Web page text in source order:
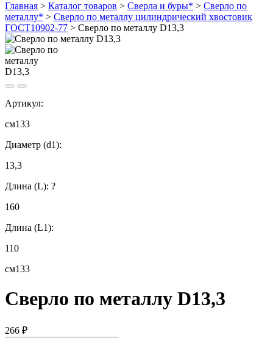
Главная > Каталог товаров > Сверла и буры* > Сверло по
металлу* > Сверло по металлу цилиндрический хвостовик
ГОСТ10902-77 > Сверло по металлу D13,3
Артикул:
см133
Диаметр (d1):
13,3
Длина (L): ?
160
Длина (L1):
110
см133
Сверло по металлу D13,3
266 ₽